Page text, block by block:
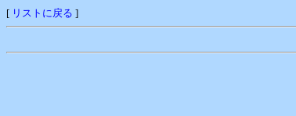
[ リストに戻る ]